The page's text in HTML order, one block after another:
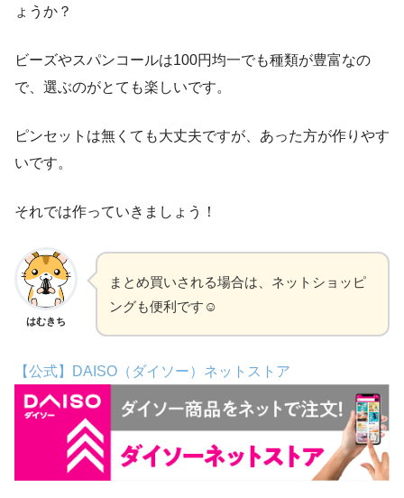
ょうか？
ビーズやスパンコールは100円均一でも種類が豊富なの
で、選ぶのがとても楽しいです。
ピンセットは無くても大丈夫ですが、あった方が作りやす
いです。
それでは作っていきましょう！
はむきち
まとめ買いされる場合は、ネットショッピ
ングも便利です☺
【公式】DAISO（ダイソー）ネットストア